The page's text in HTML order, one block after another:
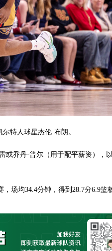
特人球星杰伦·布朗。
或乔丹·普尔（用于配平薪资），
场均34.4分钟，得到28.7分6.9篮